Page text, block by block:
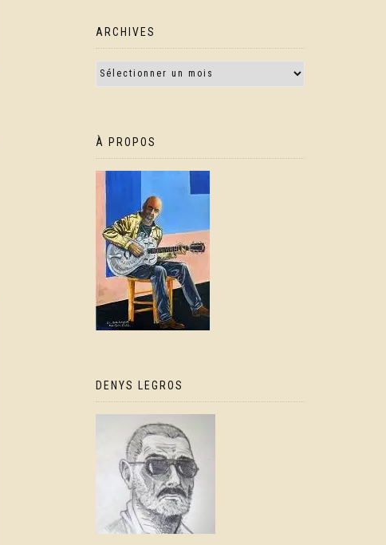
ARCHIVES
À PROPOS
DENYS LEGROS